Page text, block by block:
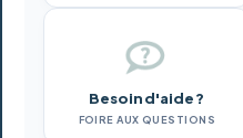
Besoin d'aide ?
FOIRE AUX QUESTIONS